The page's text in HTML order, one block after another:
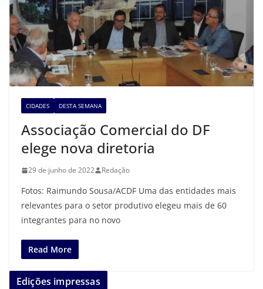
CIDADES DESTA SEMANA
Associação Comercial do DF
elege nova diretoria
29 de junho de 2022 Redação
Fotos: Raimundo Sousa/ACDF Uma das entidades mais
relevantes para o setor produtivo elegeu mais de 60
integrantes para no novo
Read More
Edições impressas